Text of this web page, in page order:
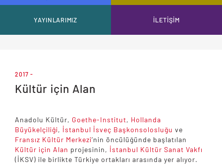
YAYINLARIMIZ İLETİŞİM
2017 -
Kültür için Alan
Anadolu Kültür, Goethe-Institut, Hollanda
Büyükelçiliği, İstanbul İsveç Başkonsolosluğu ve
Fransız Kültür Merkezi’nin öncülüğünde başlatılan
Kültür için Alan projesinin, İstanbul Kültür Sanat Vakfı
(İKSV) ile birlikte Türkiye ortakları arasında yer alıyor.